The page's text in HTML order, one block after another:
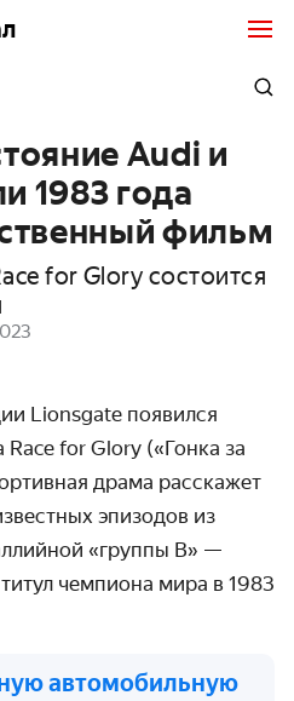
Audi и
1983 года
фильм
for Glory состоится
Lionsgate появился
Race for Glory («Гонка за
драма расскажет
эпизодов из
«группы В» —
чемпиона мира в 1983
автомобильную